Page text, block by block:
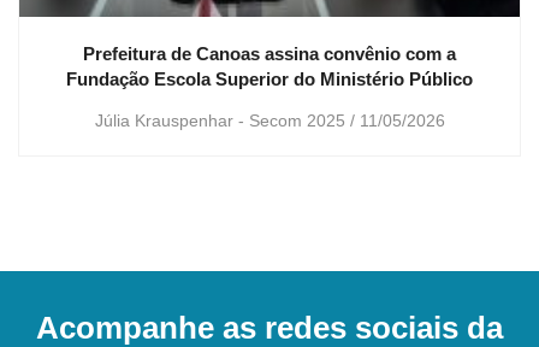
Prefeitura de Canoas assina convênio com a
Fundação Escola Superior do Ministério Público
Júlia Krauspenhar - Secom 2025 11/05/2026
Acompanhe as redes sociais da